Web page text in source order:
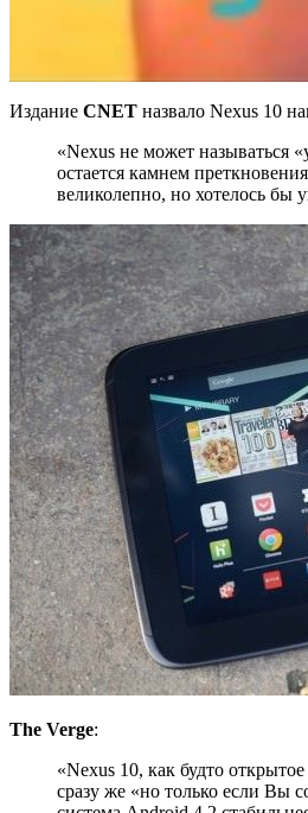
Издание CNET назвало Nexus 10
«Nexus не может называться
остается камнем
великолепно, но хотелось бы
The Verge:
«Nexus 10, как будто
сразу же «но только если Вы